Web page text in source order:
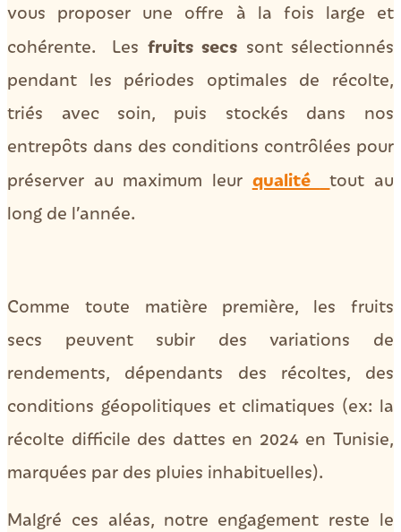
vous proposer une offre à la fois large et
cohérente.
Les fruits secs sont sélectionnés
pendant les périodes optimales de récolte,
triés avec soin, puis stockés dans nos
entrepôts dans des conditions contrôlées pour
préserver au maximum leur qualité
tout au
long de l’année.
Comme toute matière première, les fruits
secs peuvent subir des variations de
rendements, dépendants des récoltes, des
conditions géopolitiques et climatiques (ex: la
récolte difficile des dattes en 2024 en Tunisie,
marquées par des pluies inhabituelles).
Malgré ces aléas, notre engagement reste le